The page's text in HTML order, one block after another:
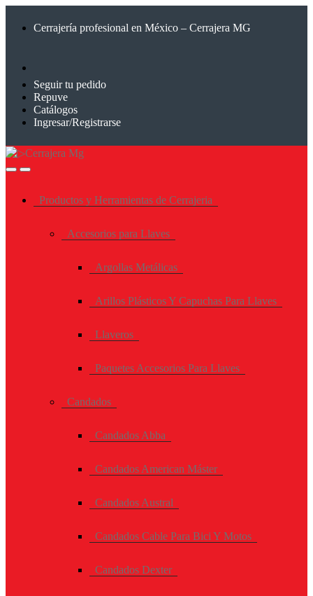
Cerrajería profesional en México – Cerrajera MG
Seguir tu pedido
Repuve
Catálogos
Ingresar/Registrarse
Productos y Herramientas de Cerrajeria
Accesorios para Llaves
Argollas Metálicas
Arillos Plásticos Y Capuchas Para Llaves
Llaveros
Paquetes Accesorios Para Llaves
Candados
Candados Abba
Candados American Máster
Candados Austral
Candados Cable Para Bici Y Motos
Candados Dexter